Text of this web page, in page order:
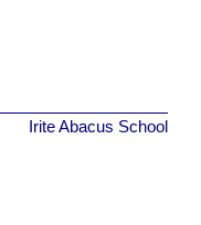
Irite Abacus School